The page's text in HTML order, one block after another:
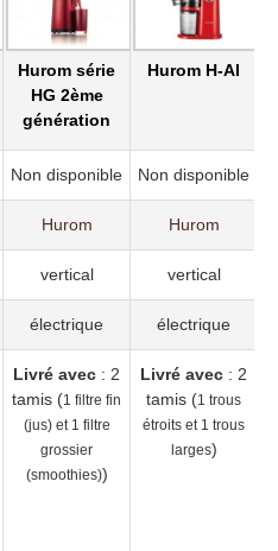
Hurom série
HG 2ème
génération
Hurom H-AI
Non disponible Non disponible
Hurom Hurom
vertical vertical
électrique électrique
Livré avec : 2
tamis (1 filtre fin
(jus) et 1 filtre
grossier
(smoothies))
Livré avec : 2
tamis (1 trous
étroits et 1 trous
larges)